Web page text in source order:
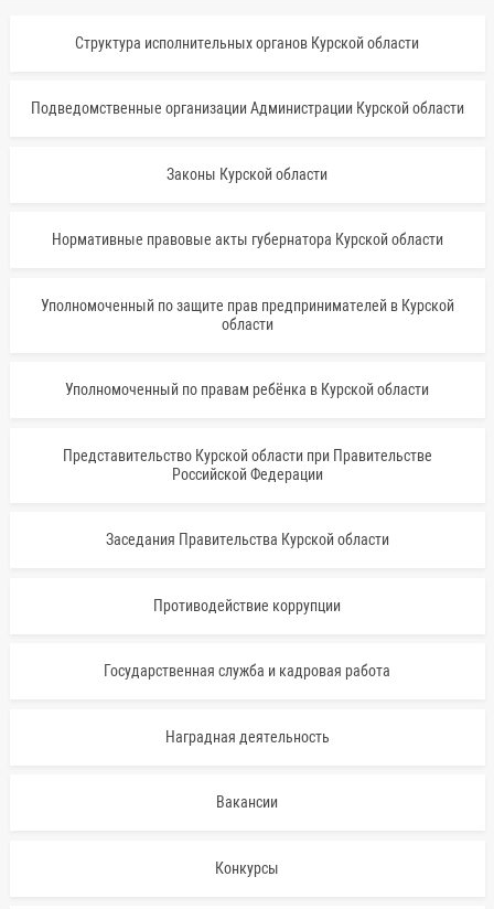
Структура исполнительных органов Курской области
Подведомственные организации Администрации Курской области
Законы Курской области
Нормативные правовые акты губернатора Курской области
Уполномоченный по защите прав предпринимателей в Курской
области
Уполномоченный по правам ребёнка в Курской области
Представительство Курской области при Правительстве
Российской Федерации
Заседания Правительства Курской области
Противодействие коррупции
Государственная служба и кадровая работа
Наградная деятельность
Вакансии
Конкурсы